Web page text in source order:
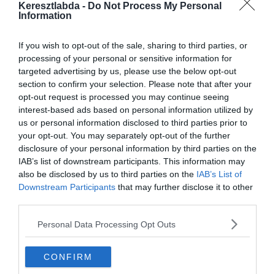
Keresztlabda - Do Not Process My Personal
Information
If you wish to opt-out of the sale, sharing to third parties, or
processing of your personal or sensitive information for
targeted advertising by us, please use the below opt-out
section to confirm your selection. Please note that after your
opt-out request is processed you may continue seeing
interest-based ads based on personal information utilized by
us or personal information disclosed to third parties prior to
your opt-out. You may separately opt-out of the further
disclosure of your personal information by third parties on the
IAB’s list of downstream participants. This information may
also be disclosed by us to third parties on the IAB’s List of
Downstream Participants that may further disclose it to other
Personal Data Processing Opt Outs
CONFIRM
A kvízt köszönjük K
Gabinak!
0%
Mi miatt keletkezett
nézeteltérés Szörényi
Levente és Bródy János
között?
Politikai nézetek
Hogy ki lesz a frontember